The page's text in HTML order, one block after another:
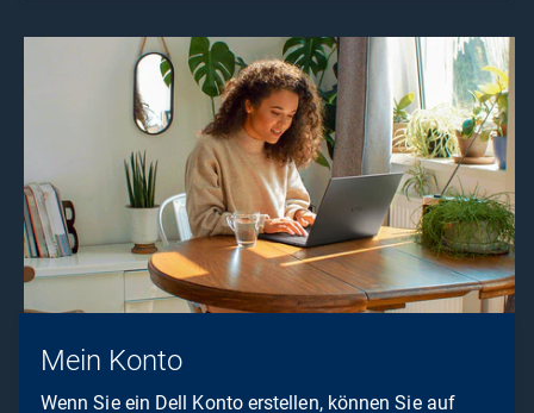
Mein Konto
Wenn Sie ein Dell Konto erstellen, können Sie auf